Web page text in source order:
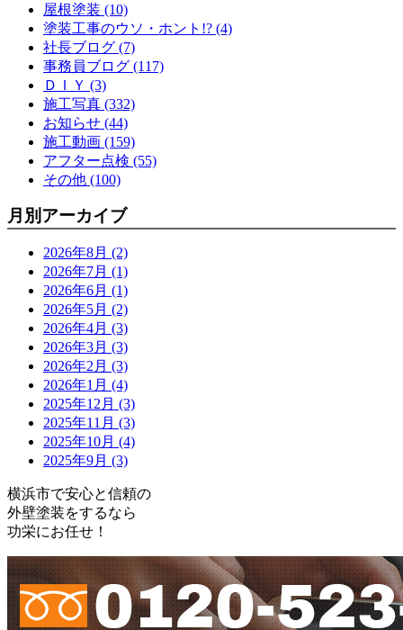
屋根塗装 (10)
塗装工事のウソ・ホント!? (4)
社長ブログ (7)
事務員ブログ (117)
ＤＩＹ (3)
施工写真 (332)
お知らせ (44)
施工動画 (159)
アフター点検 (55)
その他 (100)
月別アーカイブ
2026年8月 (2)
2026年7月 (1)
2026年6月 (1)
2026年5月 (2)
2026年4月 (3)
2026年3月 (3)
2026年2月 (3)
2026年1月 (4)
2025年12月 (3)
2025年11月 (3)
2025年10月 (4)
2025年9月 (3)
横浜市で安心と信頼の
外壁塗装をするなら
功栄にお任せ！